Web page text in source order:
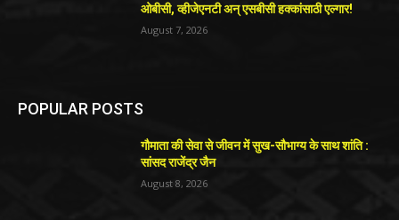
ओबीसी, व्हीजेएनटी अन् एसबीसी हक्कांसाठी एल्गार!
August 7, 2026
POPULAR POSTS
गौमाता की सेवा से जीवन में सुख-सौभाग्य के साथ शांति :
सांसद राजेंद्र जैन
August 8, 2026